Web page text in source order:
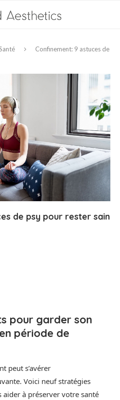
Confinement: 9 astuces de
de psy pour rester sain
pour garder son
période de
peut s’avérer
Voici neuf stratégies
à préserver votre santé